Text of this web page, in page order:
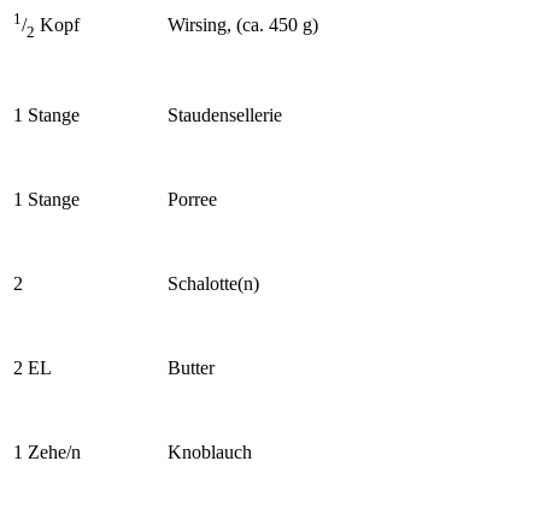
1 /2 Kopf Wirsing, (ca. 450 g)
1 Stange Staudensellerie
1 Stange Porree
2 Schalotte(n)
2 EL Butter
1 Zehe/n Knoblauch